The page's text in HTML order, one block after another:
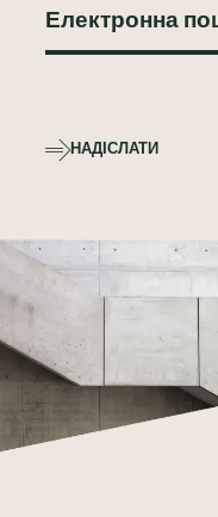
НАДІСЛАТИ